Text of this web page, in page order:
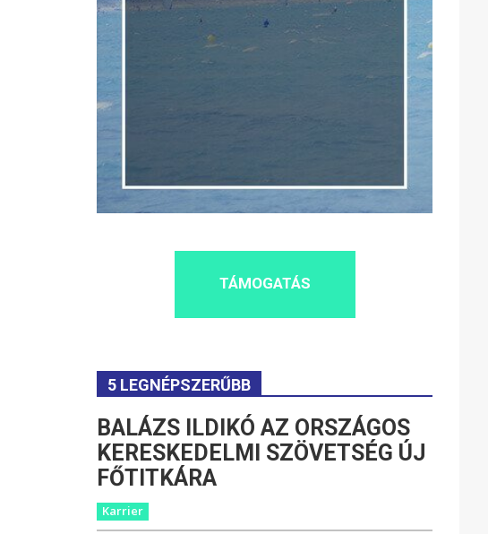
TÁMOGATÁS
5 LEGNÉPSZERŰBB
BALÁZS ILDIKÓ AZ ORSZÁGOS
KERESKEDELMI SZÖVETSÉG ÚJ
FŐTITKÁRA
Karrier